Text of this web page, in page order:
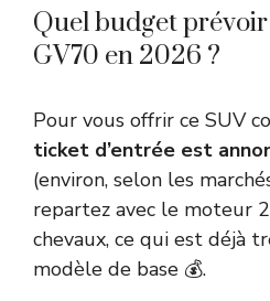
Quel budget
GV70 en 2026 ?
Pour vous offrir ce SUV
ticket d’entrée est
(environ, selon les
repartez avec le moteur
chevaux, ce qui est déjà
modèle de base 💰.